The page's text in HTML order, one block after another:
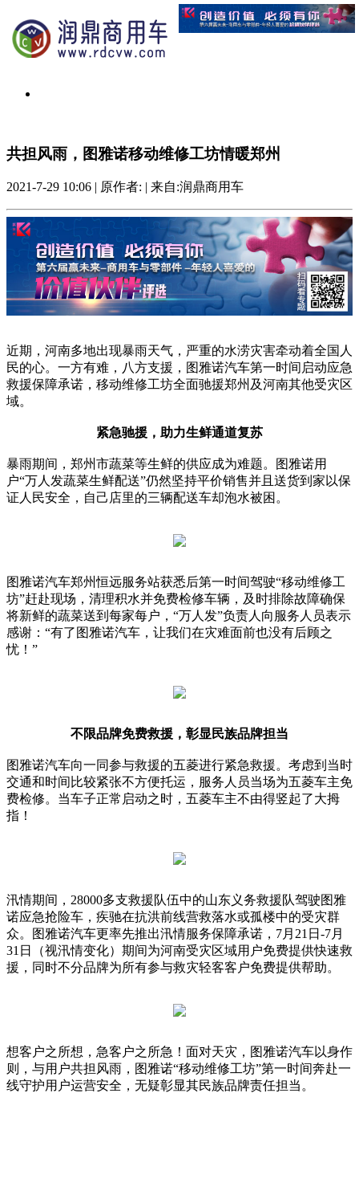
共担风雨，图雅诺移动维修工坊情暖郑州
2021-7-29 10:06 | 原作者: | 来自:润鼎商用车
近期，河南多地出现暴雨天气，严重的水涝灾害牵动着全国人
民的心。一方有难，八方支援，图雅诺汽车第一时间启动应急
救援保障承诺，移动维修工坊全面驰援郑州及河南其他受灾区
域。
紧急驰援，助力生鲜通道复苏
暴雨期间，郑州市蔬菜等生鲜的供应成为难题。图雅诺用
户“万人发蔬菜生鲜配送”仍然坚持平价销售并且送货到家以保
证人民安全，自己店里的三辆配送车却泡水被困。
图雅诺汽车郑州恒远服务站获悉后第一时间驾驶“移动维修工
坊”赶赴现场，清理积水并免费检修车辆，及时排除故障确保
将新鲜的蔬菜送到每家每户，“万人发”负责人向服务人员表示
感谢：“有了图雅诺汽车，让我们在灾难面前也没有后顾之
忧！”
不限品牌免费救援，彰显民族品牌担当
图雅诺汽车向一同参与救援的五菱进行紧急救援。考虑到当时
交通和时间比较紧张不方便托运，服务人员当场为五菱车主免
费检修。当车子正常启动之时，五菱车主不由得竖起了大拇
指！
汛情期间，28000多支救援队伍中的山东义务救援队驾驶图雅
诺应急抢险车，疾驰在抗洪前线营救落水或孤楼中的受灾群
众。图雅诺汽车更率先推出汛情服务保障承诺，7月21日-7月
31日（视汛情变化）期间为河南受灾区域用户免费提供快速救
援，同时不分品牌为所有参与救灾轻客客户免费提供帮助。
想客户之所想，急客户之所急！面对天灾，图雅诺汽车以身作
则，与用户共担风雨，图雅诺“移动维修工坊”第一时间奔赴一
线守护用户运营安全，无疑彰显其民族品牌责任担当。